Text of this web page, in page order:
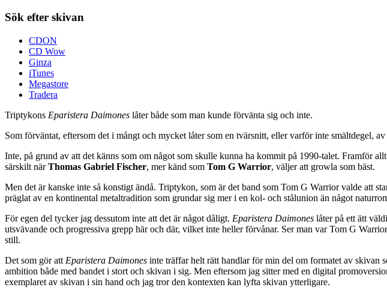
Sök efter skivan
CDON
CD Wow
Ginza
iTunes
Megastore
Tradera
Triptykons Eparistera Daimones låter både som man kunde förvänta sig och inte.
Som förväntat, eftersom det i mångt och mycket låter som en tvärsnitt, eller varför inte smältdegel,
Inte, på grund av att det känns som om något som skulle kunna ha kommit på 1990-talet. Framför
särskilt närThomas Gabriel Fischer, mer känd som Tom G Warrior, väljer att growla som bäst.
Men det är kanske inte så konstigt ändå. Triptykon, som är det band som Tom G Warrior valde att
präglat av en kontinental metaltradition som grundar sig mer i en kol- och stålunion än något
För egen del tycker jag dessutom inte att det är något dåligt. Eparistera Daimones låter på ett ätt
utsvävande och progressiva grepp här och där, vilket inte heller förvånar. Ser man var Tom G
still.
Det som gör att Eparistera Daimones inte träffar helt rätt handlar för min del om formatet av skivan
ambition både med bandet i stort och skivan i sig. Men eftersom jag sitter med en digital
exemplaret av skivan i sin hand och jag tror den kontexten kan lyfta skivan ytterligare.